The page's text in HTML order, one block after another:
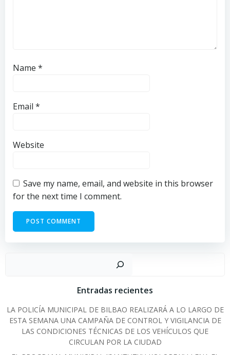
Name *
Email *
Website
Save my name, email, and website in this browser
for the next time I comment.
Entradas recientes
LA POLICÍA MUNICIPAL DE BILBAO REALIZARÁ A LO LARGO DE
ESTA SEMANA UNA CAMPAÑA DE CONTROL Y VIGILANCIA DE
LAS CONDICIONES TÉCNICAS DE LOS VEHÍCULOS QUE
CIRCULAN POR LA CIUDAD